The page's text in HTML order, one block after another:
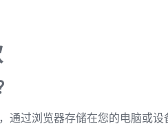
通过浏览器存储在您的电脑或